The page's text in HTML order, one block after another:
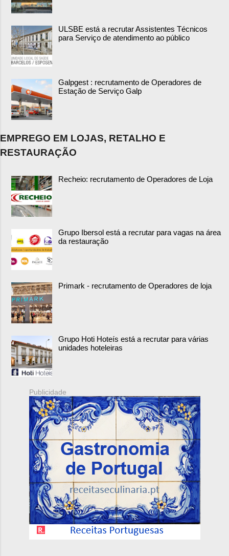
ULSBE está a recrutar Assistentes Técnicos
para Serviço de atendimento ao público
Galpgest : recrutamento de Operadores de
Estação de Serviço Galp
EMPREGO EM LOJAS, RETALHO E
RESTAURAÇÃO
Recheio: recrutamento de Operadores de Loja
Grupo Ibersol está a recrutar para vagas na área
da restauração
Primark - recrutamento de Operadores de loja
Grupo Hoti Hoteís está a recrutar para várias
unidades hoteleiras
Publicidade